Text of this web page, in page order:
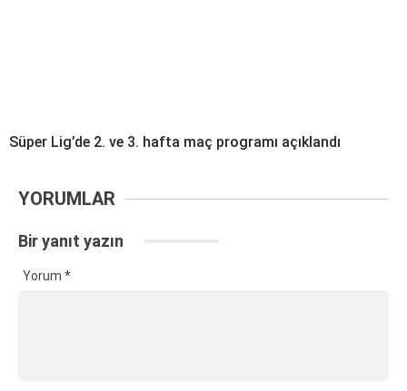
Süper Lig’de 2. ve 3. hafta maç programı açıklandı
YORUMLAR
Bir yanıt yazın
Yorum *